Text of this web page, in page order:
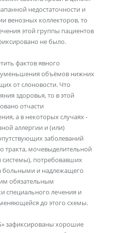
недостаточности и
венозных коллекторов, то
этой группы пациентов
не было.
фактов явного
уменьшения объёмов нижних
от слоновости. Что
здоровья, то в этой
отчасти
а в некоторых случаях -
аллергии и (или)
заболеваний
тракта, мочевыделительной
системы), потребовавших
больными и надлежащего
обязательным
специального лечения и
до этого схемы.
зафиксированы хорошие